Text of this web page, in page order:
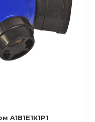
А1В1Е1К1P1